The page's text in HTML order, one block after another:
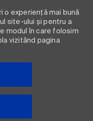
o experiență mai bună
site-ului și pentru a
modul în care folosim
vizitând pagina